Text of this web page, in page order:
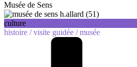
Musée de Sens
culture
histoire /visite guidée /musée